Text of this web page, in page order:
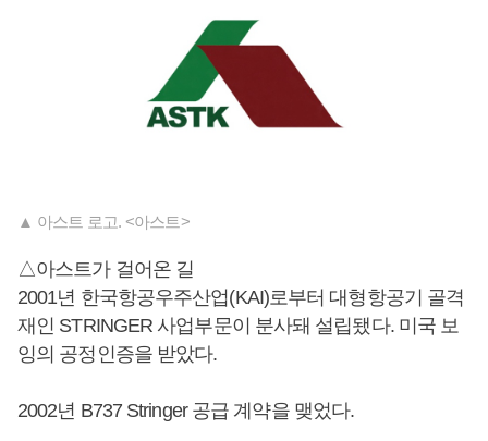
▲ 아스트 로고. <아스트>
△아스트가 걸어온 길
2001년 한국항공우주산업(KAI)로부터 대형항공기 골격
재인 STRINGER 사업부문이 분사돼 설립됐다. 미국 보
잉의 공정인증을 받았다.
2002년 B737 Stringer 공급 계약을 맺었다.